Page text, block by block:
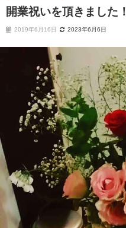
開業祝いを頂きました！
2019年6月16日 2023年6月6日